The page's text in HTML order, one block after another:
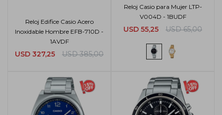
Reloj Edifice Casio Acero
Inoxidable Hombre EFB-710D -
1AVDF
USD 327,25 USD 385,00
Reloj Casio para Mujer LTP-
V004D - 1BUDF
USD 55,25 USD 65,00